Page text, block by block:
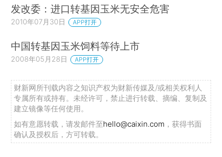
发改委：进口转基因玉米无安全危害
2010年07月30日 APP打开
中国转基因玉米饲料等待上市
2008年05月28日 APP打开
财新网所刊载内容之知识产权为财新传媒及/或相关权利人
专属所有或持有。未经许可，禁止进行转载、摘编、复制及
建立镜像等任何使用。
如有意愿转载，请发邮件至hello@caixin.com ，获得书面
确认及授权后，方可转载。